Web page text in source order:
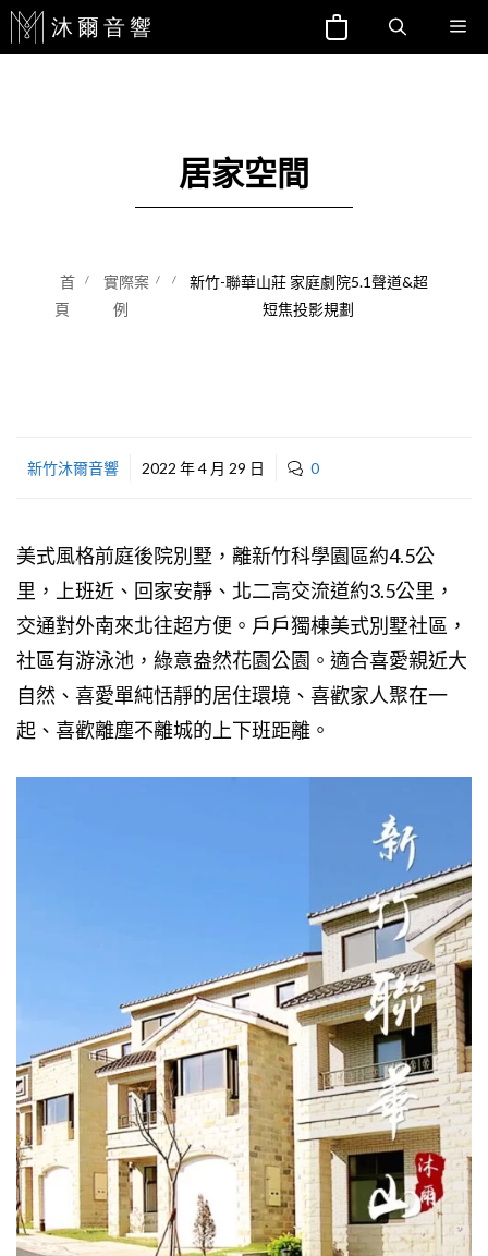
跳
至
居家空間
首
頁
實際案
例
新竹-聯華山莊 家庭劇院5.1聲道&超
短焦投影規劃
新竹沐爾音響 2022 年 4 月 29 日 0
美式風格前庭後院別墅，離新竹科學園區約4.5公
里，上班近、回家安靜、北二高交流道約3.5公里，
交通對外南來北往超方便。戶戶獨棟美式別墅社區，
社區有游泳池，綠意盎然花園公園。適合喜愛親近大
自然、喜愛單純恬靜的居住環境、喜歡家人聚在一
起、喜歡離塵不離城的上下班距離。